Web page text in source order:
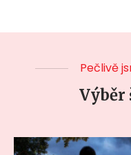
Pečlivě
Výběr